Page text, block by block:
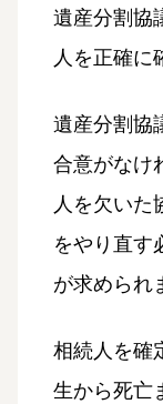
遺産分割協
人を正確に
遺産分割協
合意がなけ
人を欠いた
をやり直す
が求められ
相続人を確
生から死亡